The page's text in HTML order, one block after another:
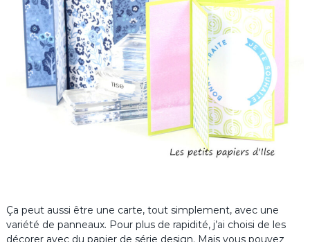
Ça peut aussi être une carte, tout simplement, avec une
variété de panneaux. Pour plus de rapidité, j’ai choisi de les
décorer avec du papier de série design. Mais vous pouvez